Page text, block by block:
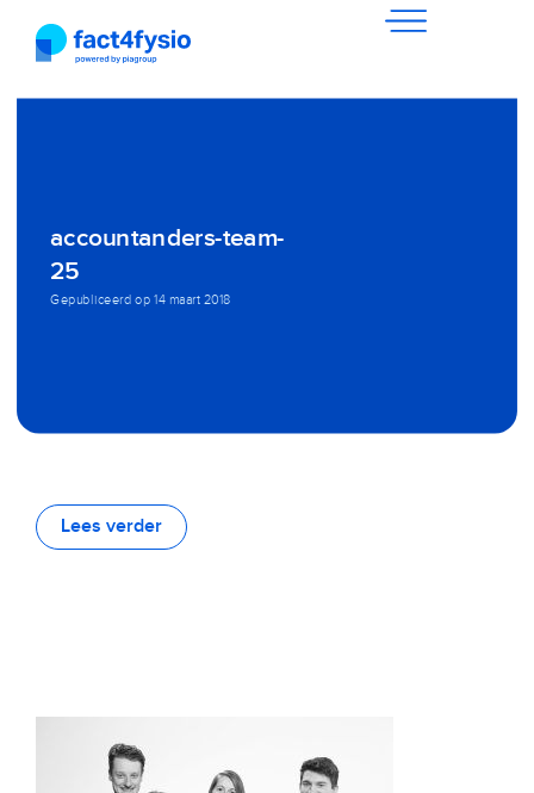
accountanders-team-
25
Gepubliceerd op 14 maart 2018
Lees verder